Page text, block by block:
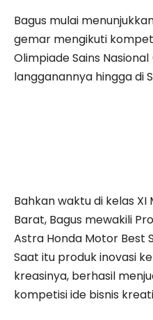
Bagus mulai
gemar mengikuti
Olimpiade Sains
langganannya hingga di
Bahkan waktu di kelas XI
Barat, Bagus mewakili
Astra Honda Motor Best
Saat itu produk inovasi
kreasinya, berhasil
kompetisi ide bisnis